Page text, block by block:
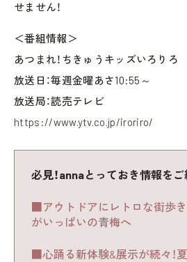
せません！
＜番組情報＞
あつまれ！ちきゅうキッズいろりろ
放送日：毎週金曜あさ10:55～
放送局：読売テレビ
https://www.ytv.co.jp/iroriro/
必見！annaとっておき情報をご
■アウトドアにレトロな街歩き
がいっぱいの青梅へ
■心踊る新体験&展示が続々！